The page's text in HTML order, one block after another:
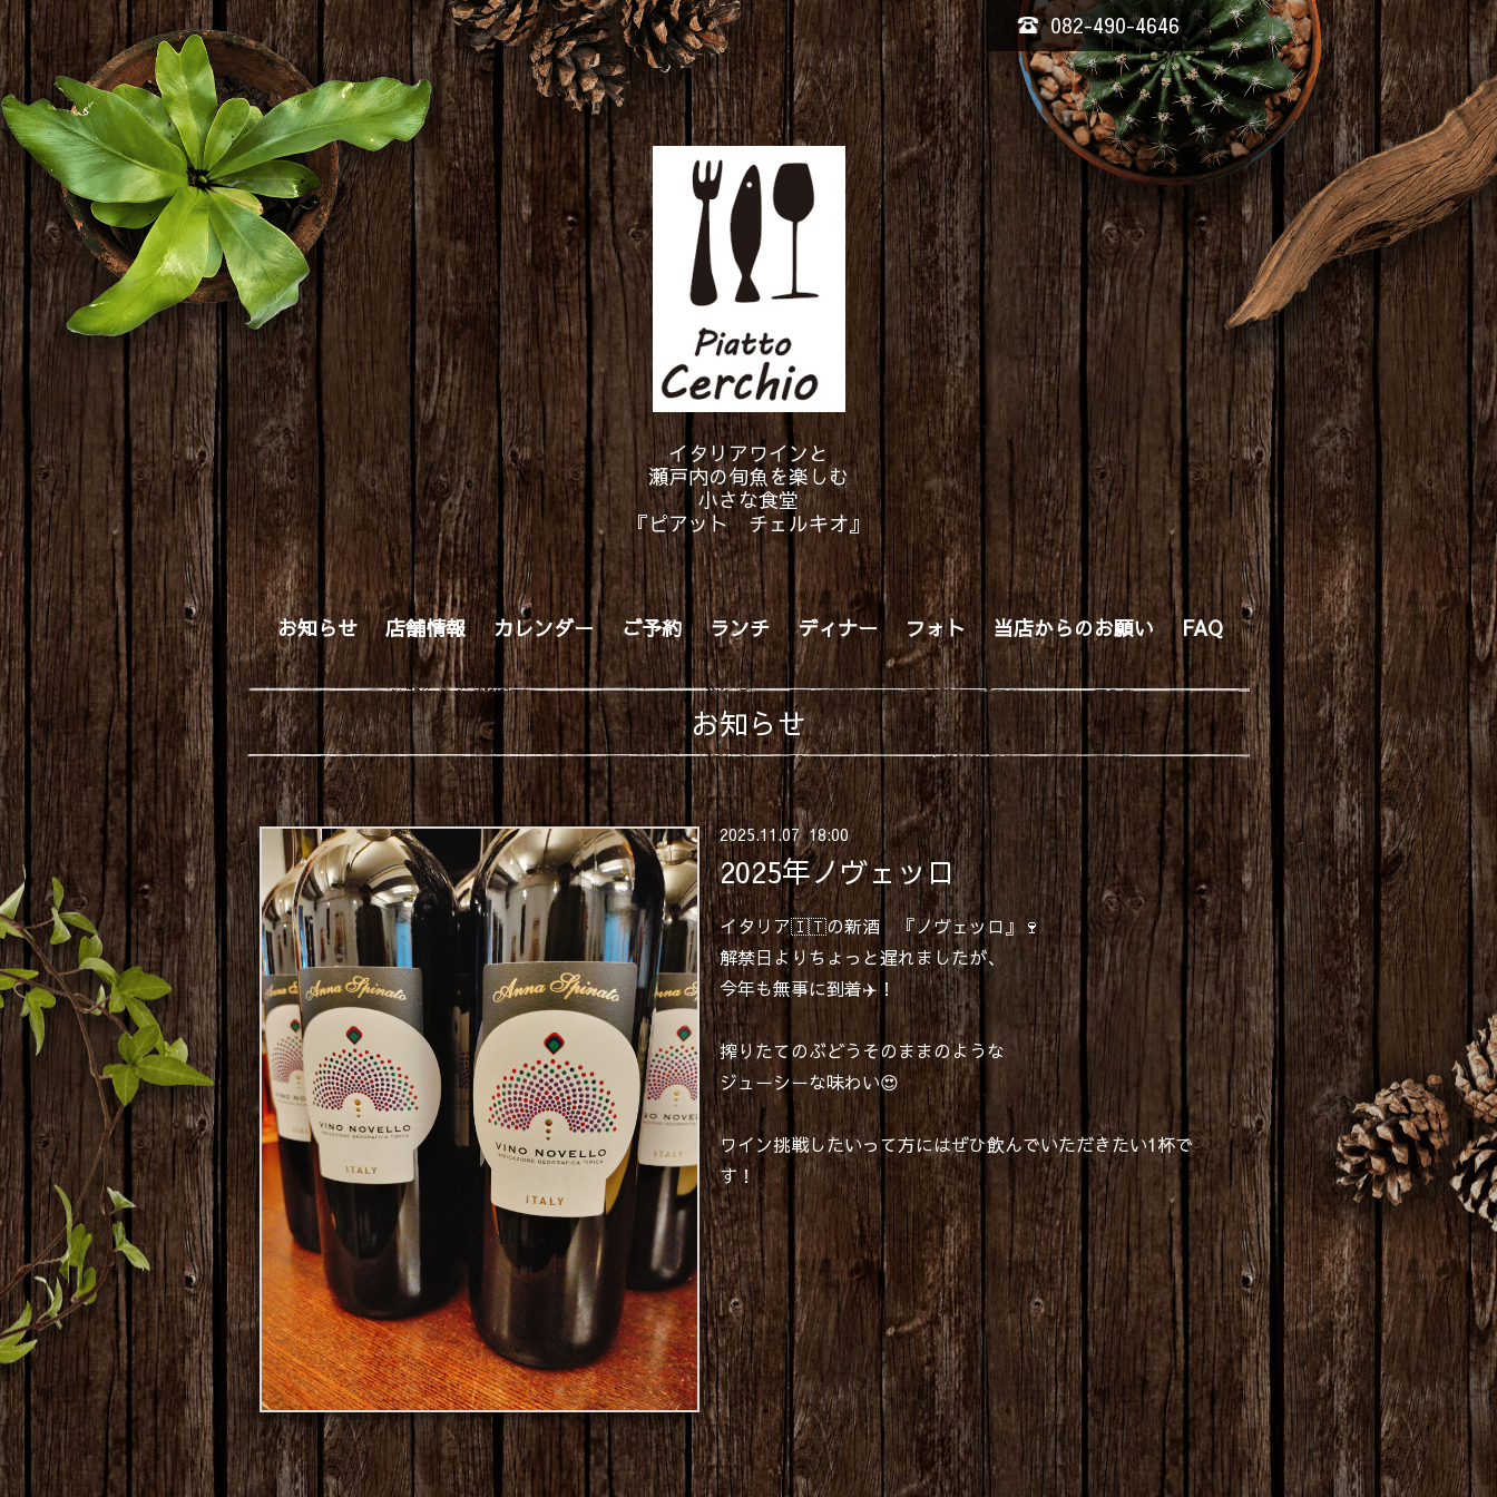
082-490-4646
イタリアワインと
瀬戸内の旬魚を楽しむ
小さな食堂
『ピアット チェルキオ』
お知らせ 店舗情報 カレンダー ご予約 ランチ ディナー フォト 当店からのお願い FAQ
お知らせ
2025.11.07 18:00
2025年ノヴェッロ
イタリア🇮🇹の新酒 『ノヴェッロ』🍷
解禁日よりちょっと遅れましたが、
今年も無事に到着✈️！
搾りたてのぶどうそのままのような
ジューシーな味わい😍
ワイン挑戦したいって方にはぜひ飲んでいただきたい1杯で
す！